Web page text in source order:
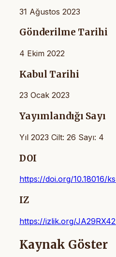
31 Ağustos 2023
Gönderilme Tarihi
4 Ekim 2022
Kabul Tarihi
23 Ocak 2023
Yayımlandığı Sayı
Yıl 2023 Cilt: 26 Sayı: 4
DOI
https://doi.org/10.18016/
IZ
https://izlik.org/
Kaynak Göster